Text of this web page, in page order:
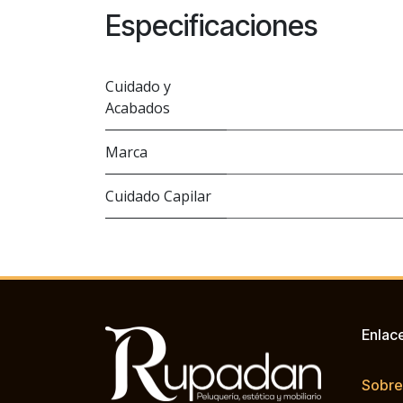
Especificaciones
Cuidado y
Acabados
Marca
Cuidado Capilar